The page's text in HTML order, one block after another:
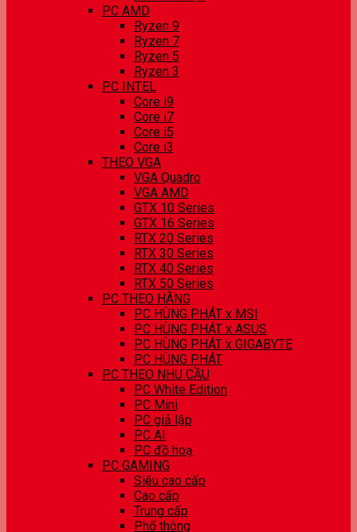
PC AMD
Ryzen 9
Ryzen 7
Ryzen 5
Ryzen 3
PC INTEL
Core i9
Core i7
Core i5
Core i3
THEO VGA
VGA Quadro
VGA AMD
GTX 10 Series
GTX 16 Series
RTX 20 Series
RTX 30 Series
RTX 40 Series
RTX 50 Series
PC THEO HÃNG
PC HÙNG PHÁT x MSI
PC HÙNG PHÁT x ASUS
PC HÙNG PHÁT x GIGABYTE
PC HÙNG PHÁT
PC THEO NHU CẦU
PC White Edition
PC Mini
PC giả lập
PC AI
PC đồ hoạ
PC GAMING
Siêu cao cấp
Cao cấp
Trung cấp
Phổ thông